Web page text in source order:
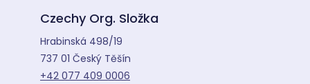
Czechy Org. Složka
Hrabinská 498/19
737 01 Český Těšín
+42 077 409 0006